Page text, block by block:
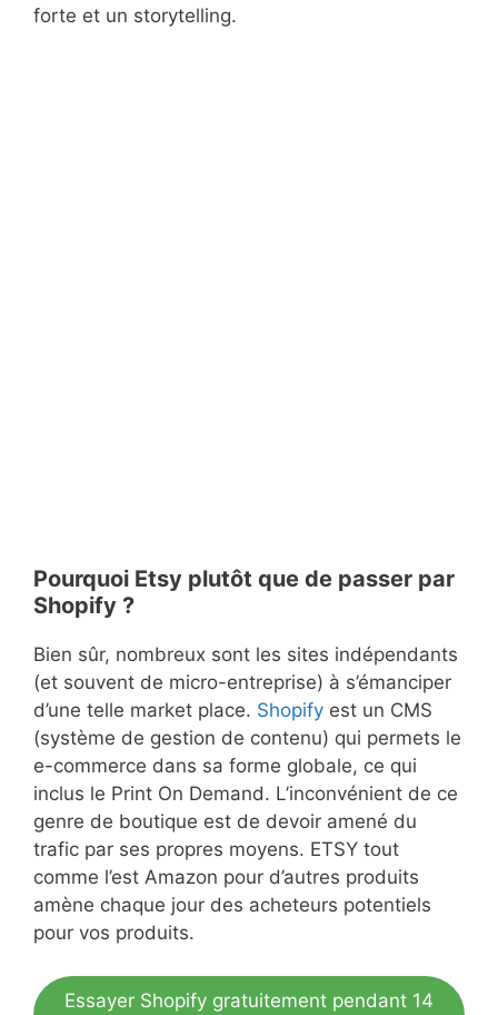
forte et un storytelling.
Pourquoi Etsy plutôt que de passer par
Shopify ?
Bien sûr, nombreux sont les sites indépendants
(et souvent de micro-entreprise) à s’émanciper
d’une telle market place. Shopify est un CMS
(système de gestion de contenu) qui permets le
e-commerce dans sa forme globale, ce qui
inclus le Print On Demand. L’inconvénient de ce
genre de boutique est de devoir amené du
trafic par ses propres moyens. ETSY tout
comme l’est Amazon pour d’autres produits
amène chaque jour des acheteurs potentiels
pour vos produits.
Essayer Shopify gratuitement pendant 14